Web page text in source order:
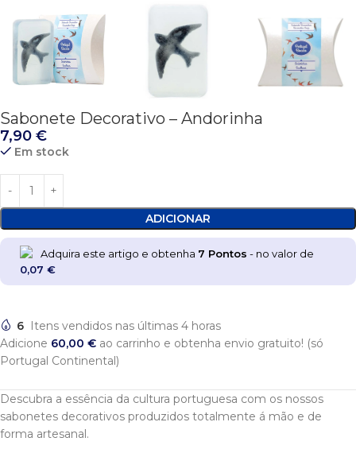
Sabonete Decorativo – Andorinha
7,90 €
Descubra a essência da cultura portuguesa com os nossos
sabonetes decorativos produzidos totalmente á mão e de
forma artesanal.
Em stock
ADICIONAR
Adquira este artigo e obtenha 7 Pontos - no valor de
0,07 €
6 Itens vendidos nas últimas 4 horas
Adicione 60,00 € ao carrinho e obtenha envio gratuito! (só
Portugal Continental)